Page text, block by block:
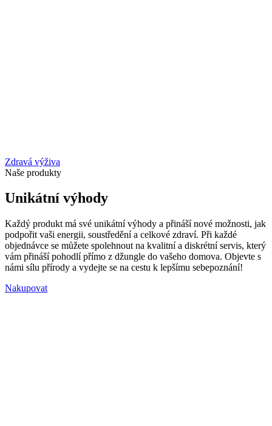
Zdravá výživa
Naše produkty
Unikátní výhody
Každý produkt má své unikátní výhody a přináší nové možnosti, jak
podpořit vaši energii, soustředění a celkové zdraví. Při každé
objednávce se můžete spolehnout na kvalitní a diskrétní servis, který
vám přináší pohodlí přímo z džungle do vašeho domova. Objevte s
námi sílu přírody a vydejte se na cestu k lepšímu sebepoznání!
Nakupovat